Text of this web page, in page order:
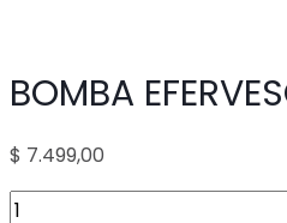
BOMBA
$ 7.499,00
BOMBA